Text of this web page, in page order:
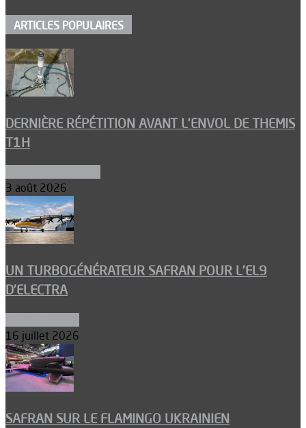
ARTICLES POPULAIRES
DERNIÈRE RÉPÉTITION AVANT L’ENVOL DE THEMIS
T1H
3 août 2026
UN TURBOGÉNÉRATEUR SAFRAN POUR L’EL9
D’ELECTRA
16 juillet 2026
SAFRAN SUR LE FLAMINGO UKRAINIEN